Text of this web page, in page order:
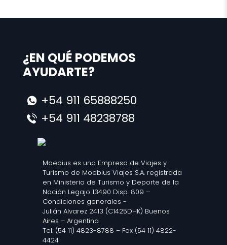
¿EN QUÉ PODEMOS
AYUDARTE?
+54 911 65888250
+54 911 48238788
Moebius es una Empresa de Viajes y
Turismo de Moebius Viajes S.A. registrada
en Ministerio de Turismo y Deporte de la
Nación Legajo 13490 Disp. 809 –
Condiciones generales -
Julián Alvarez 2413 (C1425DHK) Buenos
Aires – Argentina
Tel. (54 11) 4823-8788 – Fax (54 11) 4822-
4424